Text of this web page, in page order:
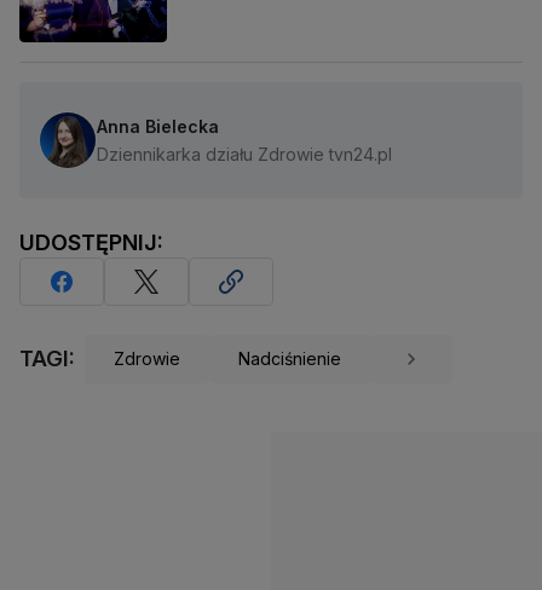
Anna Bielecka
Dziennikarka działu Zdrowie tvn24.pl
UDOSTĘPNIJ:
TAGI: Zdrowie Nadciśnienie